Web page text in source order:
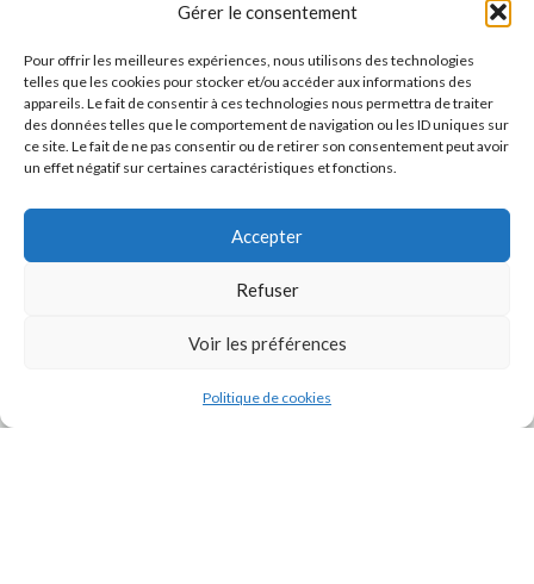
Gérer le consentement
Pour offrir les meilleures expériences, nous utilisons des technologies
telles que les cookies pour stocker et/ou accéder aux informations des
appareils. Le fait de consentir à ces technologies nous permettra de traiter
des données telles que le comportement de navigation ou les ID uniques sur
ce site. Le fait de ne pas consentir ou de retirer son consentement peut avoir
un effet négatif sur certaines caractéristiques et fonctions.
Accepter
Refuser
Voir les préférences
Politique de cookies
Politique de confidentialité